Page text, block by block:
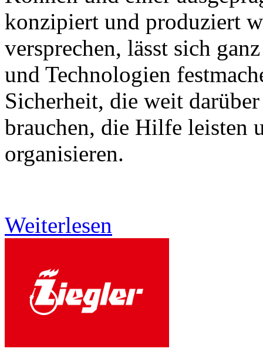
konzipiert und produziert
versprechen, lässt sich
und Technologien
Sicherheit, die weit
brauchen, die Hilfe leisten
organisieren.
Weiterlesen